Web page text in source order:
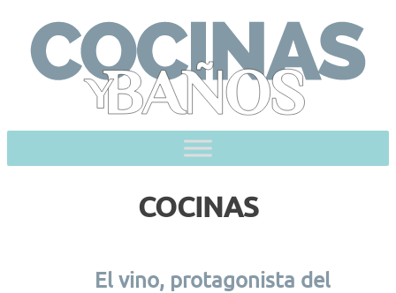
content
COCINAS
El vino, protagonista del